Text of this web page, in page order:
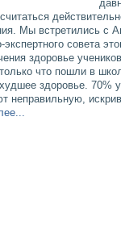
Мы встретились с
совета
здоровье
что пошли в
здоровье. 70%
неправильную,